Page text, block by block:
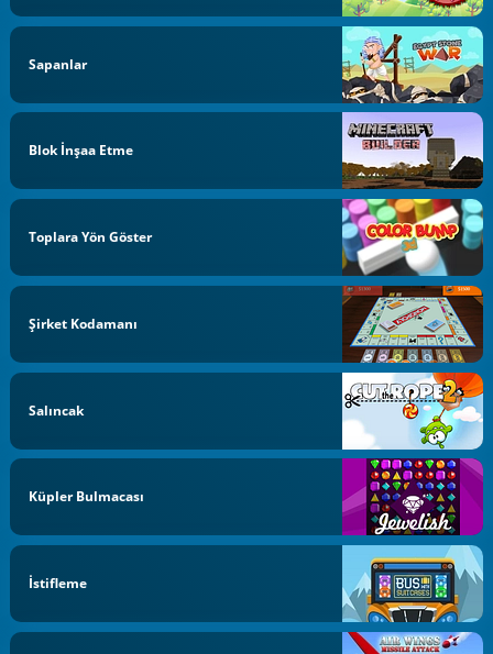
Sapanlar
Blok İnşaa Etme
Toplara Yön Göster
Şirket Kodamanı
Salıncak
Küpler Bulmacası
İstifleme